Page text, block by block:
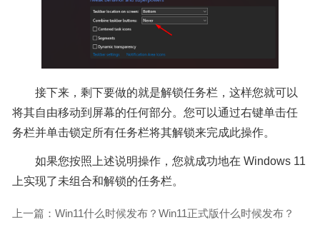
接下来，剩下要做的就是解锁任务栏，这样您就可以
将其自由移动到屏幕的任何部分。您可以通过右键单击任
务栏并单击锁定所有任务栏将其解锁来完成此操作。
如果您按照上述说明操作，您就成功地在 Windows 11
上实现了未组合和解锁的任务栏。
上一篇：Win11什么时候发布？Win11正式版什么时候发布？